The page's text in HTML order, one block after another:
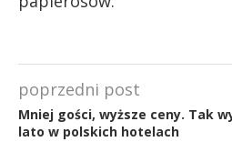
poprzedni post
Mniej gości, wyższe ceny. Tak
lato w polskich hotelach